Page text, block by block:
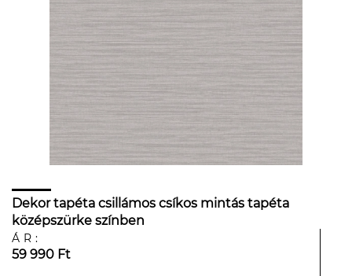
Dekor tapéta csillámos csíkos mintás tapéta
középszürke színben
ÁR:
59 990 Ft